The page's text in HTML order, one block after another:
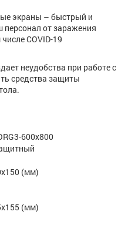
экраны – быстрый и
от заражения
COVID-19
неудобства при работе с
средства защиты
600x800
(мм)
(мм)